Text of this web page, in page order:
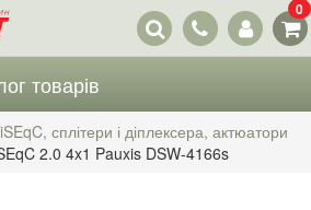
Наші
контакти
0
товарів
сплітери і діплексера, актюатори
2.0 4x1 Pauxis DSW-4166s